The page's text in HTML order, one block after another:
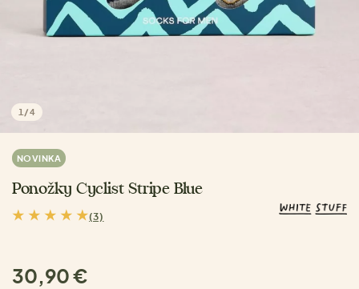
1 /4
NOVINKA
Ponožky Cyclist Stripe Blue
(3)
30,90 €